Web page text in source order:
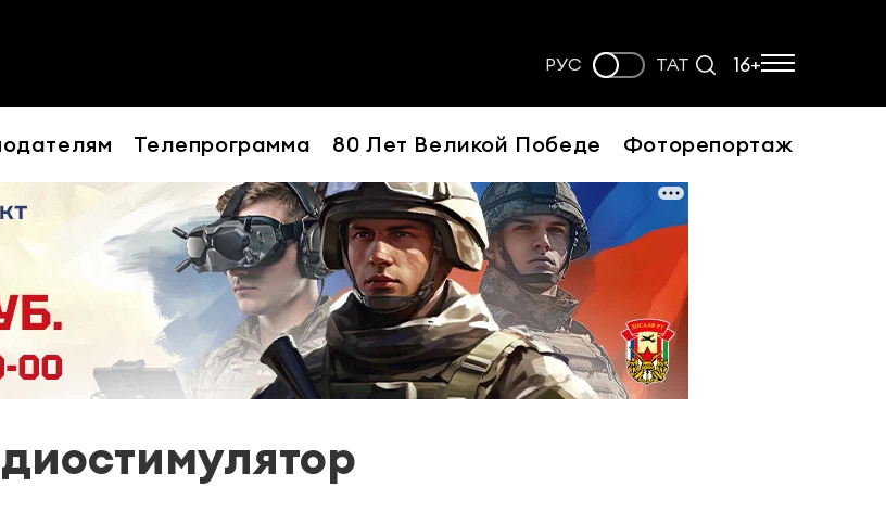
РУС ТАТ 16+
Телепрограмма 80 Лет Великой Победе Фоторепортаж